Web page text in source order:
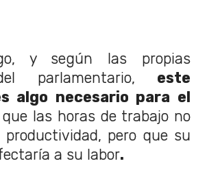
y según las propias
parlamentario, este
algo necesario para el
las horas de trabajo no
pero que su
a su labor.